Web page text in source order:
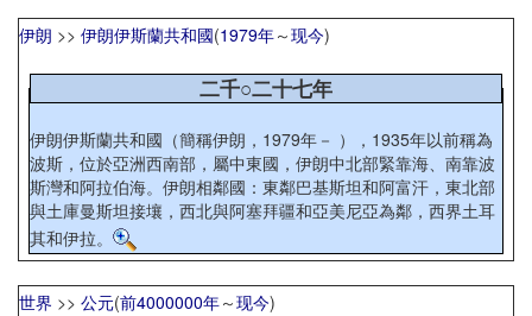
伊朗 >> 伊朗伊斯蘭共和國(1979年～现今)
二千○二十七年
伊朗伊斯蘭共和國（簡稱伊朗，1979年－ ），1935年以前稱為
波斯，位於亞洲西南部，屬中東國，伊朗中北部緊靠海、南靠波
斯灣和阿拉伯海。伊朗相鄰國：東鄰巴基斯坦和阿富汗，東北部
與土庫曼斯坦接壤，西北與阿塞拜疆和亞美尼亞為鄰，西界土耳
其和伊拉。
世界 >> 公元(前4000000年～现今)